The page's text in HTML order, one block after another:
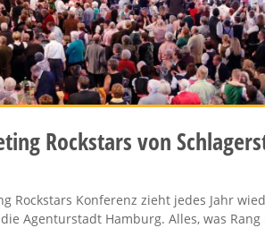
Rockstars von
Rockstars Konferenz zieht jedes Jahr
Agenturstadt Hamburg. Alles, was